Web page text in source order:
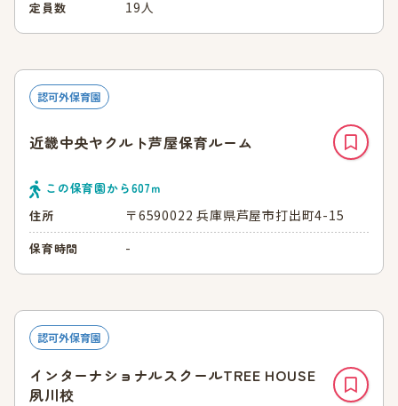
定員数 19人
認可外保育園
近畿中央ヤクルト芦屋保育ルーム
この保育園から607ｍ
住所
〒6590022 兵庫県芦屋市打出町4-15
保育時間 -
認可外保育園
インターナショナルスクールTREE HOUSE
夙川校